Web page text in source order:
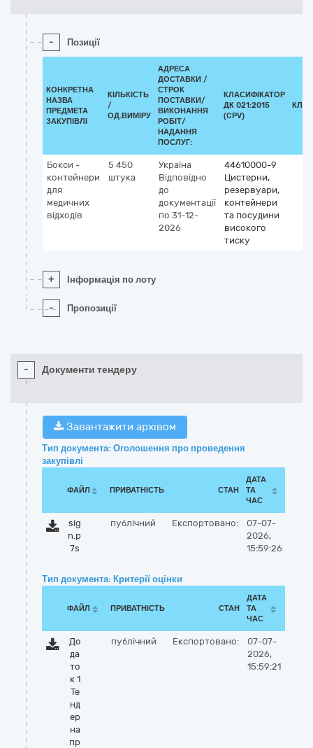
- Позиції
КОНКРЕТНА
НАЗВА
ПРЕДМЕТА
ЗАКУПІВЛІ
КІЛЬКІСТЬ
/
ОД.ВИМІРУ
АДРЕСА
ДОСТАВКИ /
СТРОК
ПОСТАВКИ/
ВИКОНАННЯ
РОБІТ/
НАДАННЯ
ПОСЛУГ:
КЛАСИФІКАТОР
ДК 021:2015
(CPV)
Бокси -
контейнери
для
медичних
відходів
5 450
штука
Україна
Відповідно
до
документації
по 31-12-
2026
44610000-9
Цистерни,
резервуари,
контейнери
та посудини
високого
тиску
+ Інформація по лоту
- Пропозиції
- Документи тендеру
Завантажити архівом
Тип документа: Оголошення про проведення
закупівлі
ФАЙЛ ПРИВАТНІСТЬ СТАН
ДАТА
ТА
ЧАС
sig
n.p
7s
публічний Експортовано:
07-07-
2026,
15:59:26
Тип документа: Критерії оцінки
ФАЙЛ ПРИВАТНІСТЬ СТАН
ДАТА
ТА
ЧАС
До
да
то
к 1
Те
нд
ер
на
пр
публічний Експортовано:
07-07-
2026,
15:59:21